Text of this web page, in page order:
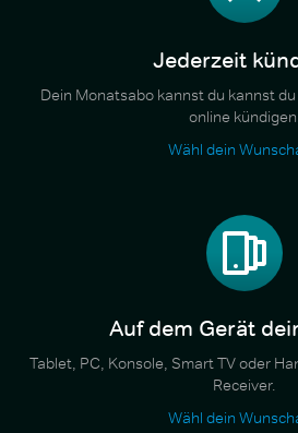
Jederzeit
Dein Monatsabo kannst du kannst
online
Wähl dein
Auf dem Gerät
Tablet, PC, Konsole, Smart TV oder
Receiver.
Wähl dein